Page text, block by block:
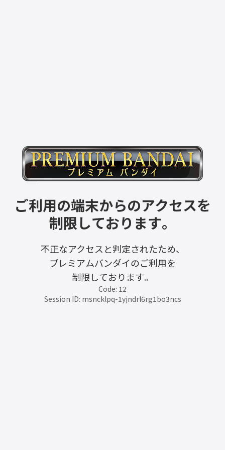
ご利用の端末からのアクセスを
制限しております。
不正なアクセスと判定されたため、
プレミアムバンダイのご利用を
制限しております。
Code: 12
Session ID: msncklpq-1yjndrl6rg1bo3ncs